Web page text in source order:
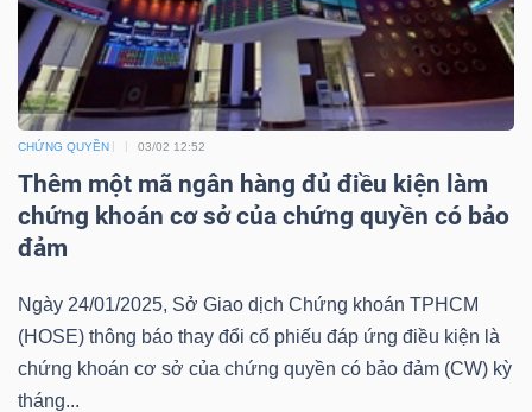
CHỨNG QUYỀN 03/02 12:52
Thêm một mã ngân hàng đủ điều kiện làm
chứng khoán cơ sở của chứng quyền có bảo
đảm
Ngày 24/01/2025, Sở Giao dịch Chứng khoán TPHCM
(HOSE) thông báo thay đổi cổ phiếu đáp ứng điều kiện là
chứng khoán cơ sở của chứng quyền có bảo đảm (CW) kỳ
tháng...
BẤT
ĐỘNG
SẢN
Mã
chứng
khoán
Tất cả Cổ phiếu Chỉ số Chứng chỉ quỹ
Lãnh